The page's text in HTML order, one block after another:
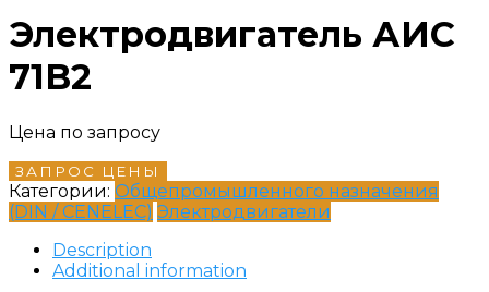
Электродвигатель АИС
71В2
Цена по запросу
ЗАПРОС ЦЕНЫ
Категории: Общепромышленного назначения
(DIN / CENELEC) Электродвигатели
Description
Additional information